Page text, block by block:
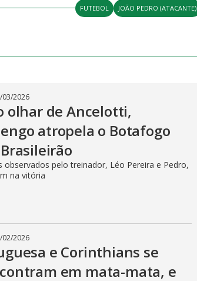
FUTEBOL JOÃO PEDRO (ATACANTE)
03/2026
olhar de Ancelotti,
atropela o Botafogo
observados pelo treinador, Léo Pereira e Pedro,
na vitória
02/2026
e Corinthians se
em mata-mata, e